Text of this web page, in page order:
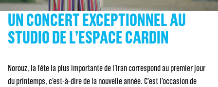
UN CONCERT EXCEPTIONNEL AU
STUDIO DE L’ESPACE CARDIN
Norouz, la fête la plus importante de l’Iran correspond au premier jour
du printemps, c’est-à-dire de la nouvelle année. C’est l’occasion de